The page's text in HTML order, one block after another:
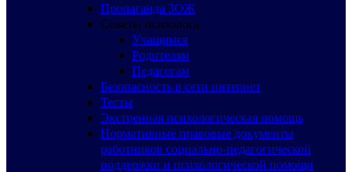
Пропаганда ЗОЖ
Советы психолога
Учащимся
Родителям
Педагогам
Безопасность в сети интернет
Тесты
Экстренная психологическая помощь
Нормативные правовые документы
работников социально-педагогической
поддержки и психологической помощи